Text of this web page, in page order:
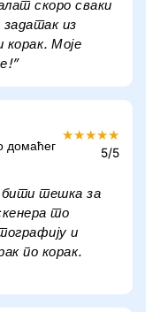
скоро сваки
из
корак. Моје
домаћег
★★★★★
5/5
тешка за
то
и
по корак.